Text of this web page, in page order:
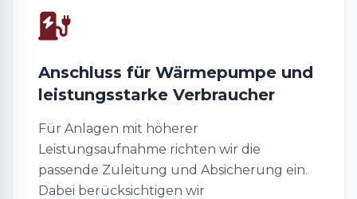
Anschluss für Wärmepumpe und
leistungsstarke Verbraucher
Für Anlagen mit höherer
Leistungsaufnahme richten wir die
passende Zuleitung und Absicherung ein.
Dabei berücksichtigen wir